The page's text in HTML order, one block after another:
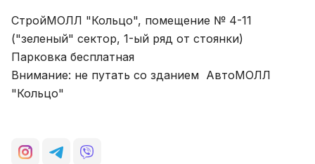
СтройМОЛЛ "Кольцо", помещение № 4-11
("зеленый" сектор, 1-ый ряд от стоянки)
Парковка бесплатная
Внимание: не путать со зданием АвтоМОЛЛ
"Кольцо"